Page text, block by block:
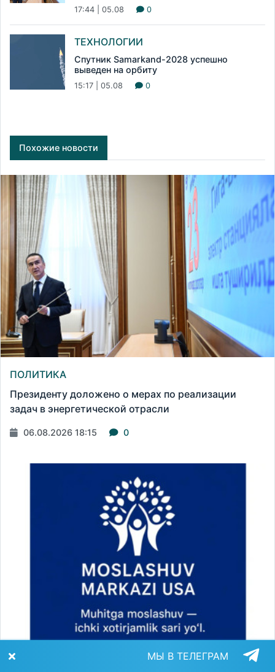
17:44 | 05.08 0
ТЕХНОЛОГИИ
Спутник Samarkand-2028 успешно
выведен на орбиту
15:17 | 05.08 0
Похожие новости
ПОЛИТИКА
Президенту доложено о мерах по реализации
задач в энергетической отрасли
06.08.2026 18:15 0
МИР
МЫ В ТЕЛЕГРАМ